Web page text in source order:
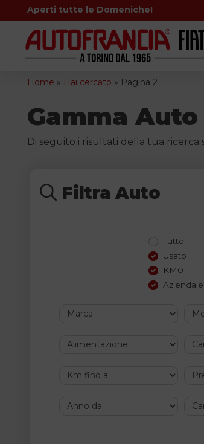
Skip to content
Aperti tutte le Domeniche!
Home » Hai cercato » Pagina 2
Gamma
Di seguito i risultati della tua ricerca
Filtra Auto
Tutto
Usato
KM0
Aziendale
Marca
Alimentazione
Km fino a
Anno da